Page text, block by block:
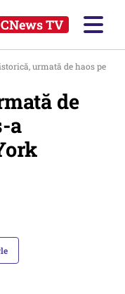
TV
urmată de haos pe
de
a